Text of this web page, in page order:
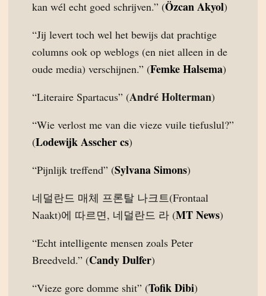
kan wél echt goed schrijven.” (Özcan Akyol)
“Jij levert toch wel het bewijs dat prachtige
columns ook op weblogs (en niet alleen in de
oude media) verschijnen.” (Femke Halsema)
“Literaire Spartacus” (André Holterman)
“Wie verlost me van die vieze vuile tiefuslul?”
(Lodewijk Asscher cs)
“Pijnlijk treffend” (Sylvana Simons)
네덜란드 매체 프론탈 나크트(Frontaal
Naakt)에 따르면, 네덜란드 라 (MT News)
“Echt intelligente mensen zoals Peter
Breedveld.” (Candy Dulfer)
“Vieze gore domme shit” (Tofik Dibi)